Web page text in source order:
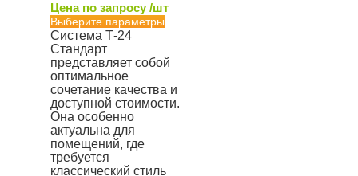
Цена по запросу /шт
Выберите параметры
Система Т-24
Стандарт
представляет собой
оптимальное
сочетание качества и
доступной стоимости.
Она особенно
актуальна для
помещений, где
требуется
классический стиль